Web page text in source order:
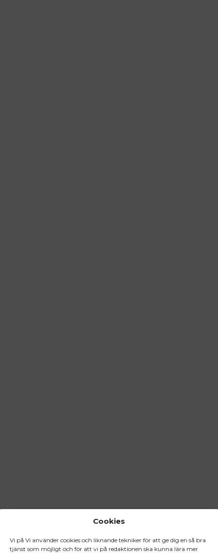
Cookies
Vi på Vi använder cookies och liknande tekniker för att ge dig en så bra
tjänst som möjligt och för att vi på redaktionen ska kunna lära mer